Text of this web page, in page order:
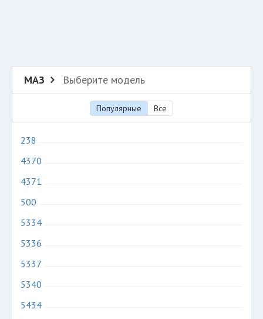
МАЗ Выберите модель
Популярные Все
238
4370
4371
500
5334
5336
5337
5340
5434